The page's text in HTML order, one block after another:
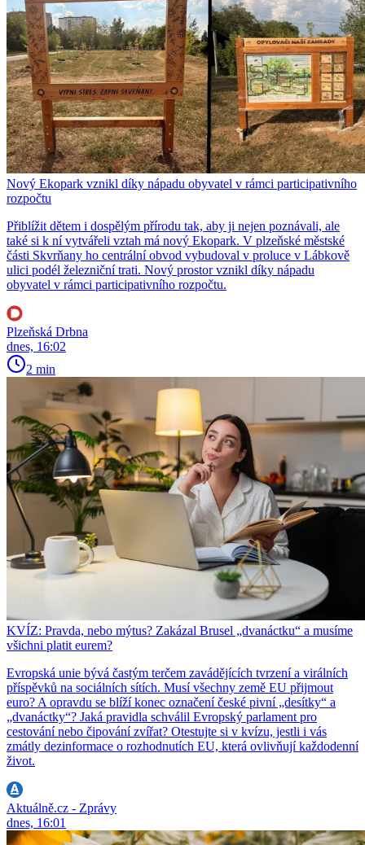
Nový Ekopark vznikl díky nápadu obyvatel v rámci participativního
rozpočtu
Přiblížit dětem i dospělým přírodu tak, aby ji nejen poznávali, ale
také si k ní vytvářeli vztah má nový Ekopark. V plzeňské městské
části Skvrňany ho centrální obvod vybudoval v proluce v Lábkově
ulici podél železniční trati. Nový prostor vznikl díky nápadu
obyvatel v rámci participativního rozpočtu.
Plzeňská Drbna
dnes, 16:02
2 min
KVÍZ: Pravda, nebo mýtus? Zakázal Brusel „dvanáctku“ a musíme
všichni platit eurem?
Evropská unie bývá častým terčem zavádějících tvrzení a virálních
příspěvků na sociálních sítích. Musí všechny země EU přijmout
euro? A opravdu se blíží konec označení české pivní „desítky“ a
„dvanáctky“? Jaká pravidla schválil Evropský parlament pro
cestování nebo čipování zvířat? Otestujte si v kvízu, jestli i vás
zmátly dezinformace o rozhodnutích EU, která ovlivňují každodenní
život.
Aktuálně.cz - Zprávy
dnes, 16:01